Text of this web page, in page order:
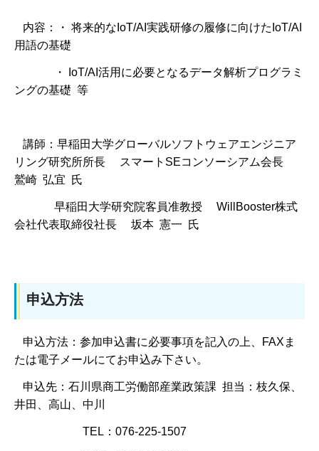
内容：・ 将来的なIoT/AI実践研修の履修に向けたIoT/AI
用語の基礎
・ IoT/AI活用に必要となるデータ解析プログラミ
ングの基礎 等
講師：早稲田大学グローバルソフトウェアエンジニア
リング研究所所長 スマートSEコンソーシアム会長
鷲崎 弘宜 氏
早稲田大学研究院客員准教授 WillBooster株式
会社代表取締役社長 坂本 憲一 氏
申込方法
申込方法：参加申込書に必要事項を記入の上、FAXま
たは電子メールにてお申込み下さい。
申込先：石川県商工労働部産業政策課 担当：枝久保、
井田、高山、中川
TEL：076-225-1507